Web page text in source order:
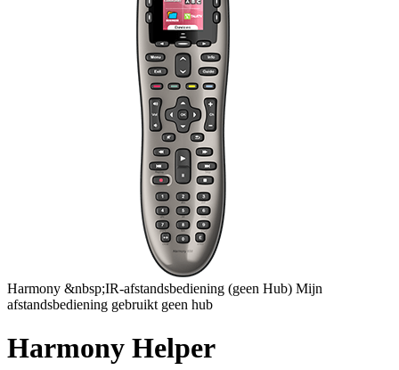
Harmony &nbsp;IR-afstandsbediening (geen Hub) Mijn
afstandsbediening gebruikt geen hub
Harmony Helper